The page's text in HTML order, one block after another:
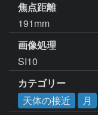
焦点距離
191mm
画像処理
SI10
カテゴリー
天体の接近
月